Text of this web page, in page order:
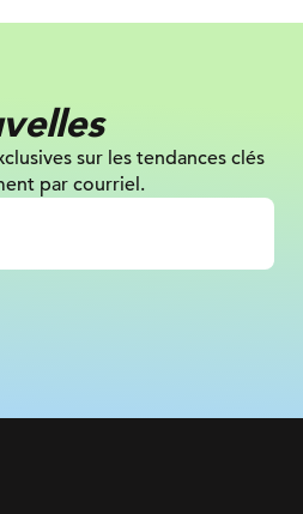
sur les tendances clés
par courriel.